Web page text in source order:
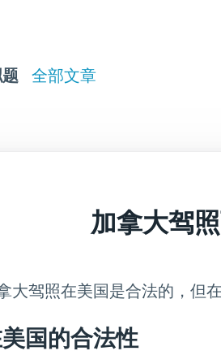
全部文章
加拿大驾
大驾照在美国是合法的，但
国的合法性